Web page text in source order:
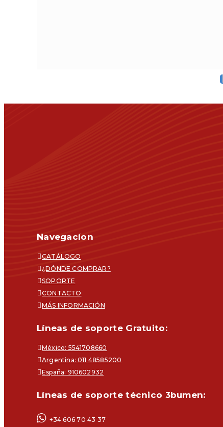
Navegacíon
CATÁLOGO
¿DÓNDE COMPRAR?
SOPORTE
CONTACTO
MÁS INFORMACIÓN
Líneas de soporte Gratuito:
México: 5541708660
Argentina: 011 48585200
España: 910602932
Líneas de soporte técnico 3bumen:
+34 606 70 43 37